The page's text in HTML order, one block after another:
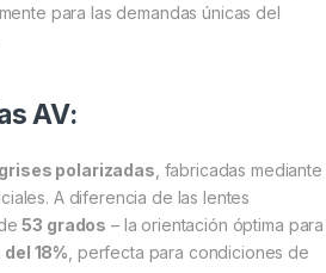
para las demandas únicas del
AV:
polarizadas , fabricadas mediante
A diferencia de las lentes
53 grados – la orientación óptima para
18% , perfecta para condiciones de